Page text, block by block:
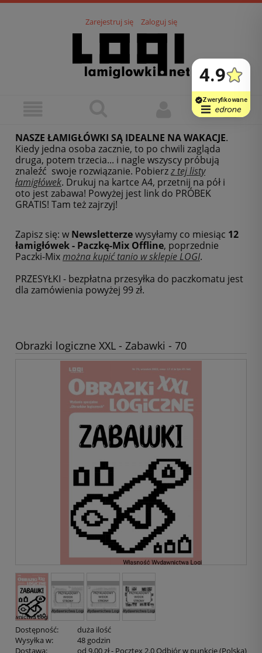
Zarejestruj się Zaloguj się
NASZE ŁAMIGŁÓWKI SĄ IDEALNE NA WAKACJE.
Kiedy jedna osoba zacznie, to po chwili zagląda
druga, potem trzecia... i nagle wszyscy próbują
znaleźć swoje rozwiązanie. Pobierzz tej listy
łamigłówek. Drukuj na kartce A4, przetnij na pół i
oto jest zabawa! Powyżej jest link do PRÓBEK
GRATIS! Tam też zajrzyj!
Zapisz się: w Newsletterzewysyłamy co miesiąc 12
łamigłówek - Paczkę-Mix Offline, poprzednie
Paczki-Mixmożna kupić tanio w sklepie LOGI.
PRZESYŁKI - bezpłatna przesyłka do paczkomatu jest
dla zamówienia powyżej 99 zł.
Obrazki logiczne XXL - Zabawki - 70
Dostępność:
duża ilość
Wysyłka w:
48 godzin
Dostawa:
od 9,00 zł- Pocztex 2.0 Odbiór w punkcie(Polska)